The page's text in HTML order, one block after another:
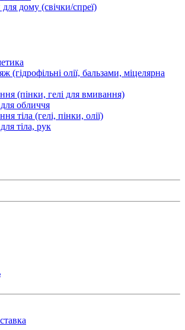
дому (свічки/спреї)
(гідрофільні олії, бальзами, міцелярна
(пінки, гелі для вмивання)
обличчя
тіла (гелі, пінки, олії)
тіла, рук